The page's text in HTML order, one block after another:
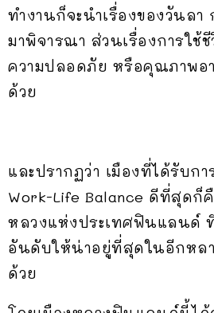
ทำงานก็จะนำเรื่องของวันลา
มาพิจารณา ส่วนเรื่องการใช้
ความปลอดภัย หรือคุณภาพอา
ด้วย
และปรากฏว่า เมืองที่ได้รับก
Work-Life Balance ดีที่สุดก็คื
หลวงแห่งประเทศฟินแลนด์
อันดับให้น่าอยู่ที่สุดในอีกหล
ด้วย